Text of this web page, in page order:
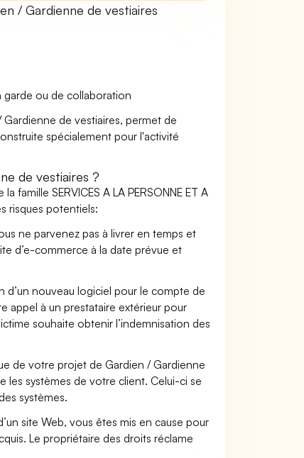
/ Gardienne de vestiaires
garde ou de collaboration
de vestiaires, permet de
spécialement pour l'activité
de vestiaires ?
SERVICES A LA PERSONNE ET A
risques potentiels:
ne parvenez pas à livrer en temps et
d’e-commerce à la date prévue et
d’un nouveau logiciel pour le compte de
appel à un prestataire extérieur pour
souhaite obtenir l’indemnisation des
de votre projet de Gardien / Gardienne
les systèmes de votre client. Celui-ci se
systèmes.
site Web, vous êtes mis en cause pour
Le propriétaire des droits réclame